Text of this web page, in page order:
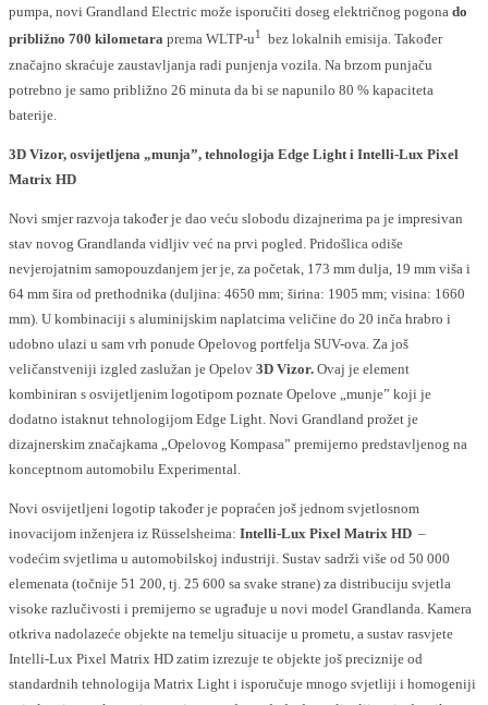
pumpa, novi Grandland Electric može isporučiti doseg električnog pogona do
približno 700 kilometara prema WLTP-u1
bez lokalnih emisija. Također
značajno skraćuje zaustavljanja radi punjenja vozila. Na brzom punjaču
potrebno je samo približno 26 minuta da bi se napunilo 80 % kapaciteta
baterije.
3D Vizor, osvijetljena „munja”, tehnologija Edge Light i Intelli-Lux Pixel
Matrix HD
Novi smjer razvoja također je dao veću slobodu dizajnerima pa je impresivan
stav novog Grandlanda vidljiv već na prvi pogled. Pridošlica odiše
nevjerojatnim samopouzdanjem jer je, za početak, 173 mm dulja, 19 mm viša i
64 mm šira od prethodnika (duljina: 4650 mm; širina: 1905 mm; visina: 1660
mm). U kombinaciji s aluminijskim naplatcima veličine do 20 inča hrabro i
udobno ulazi u sam vrh ponude Opelovog portfelja SUV-ova. Za još
veličanstveniji izgled zaslužan je Opelov 3D Vizor. Ovaj je element
kombiniran s osvijetljenim logotipom poznate Opelove „munje” koji je
dodatno istaknut tehnologijom Edge Light. Novi Grandland prožet je
dizajnerskim značajkama „Opelovog Kompasa” premijerno predstavljenog na
konceptnom automobilu Experimental.
Novi osvijetljeni logotip također je popraćen još jednom svjetlosnom
inovacijom inženjera iz Rüsselsheima: Intelli-Lux Pixel Matrix HD –
vodećim svjetlima u automobilskoj industriji. Sustav sadrži više od 50 000
elemenata (točnije 51 200, tj. 25 600 sa svake strane) za distribuciju svjetla
visoke razlučivosti i premijerno se ugrađuje u novi model Grandlanda. Kamera
otkriva nadolazeće objekte na temelju situacije u prometu, a sustav rasvjete
Intelli-Lux Pixel Matrix HD zatim izrezuje te objekte još preciznije od
standardnih tehnologija Matrix Light i isporučuje mnogo svjetliji i homogeniji